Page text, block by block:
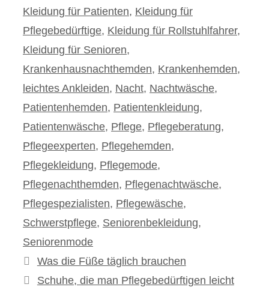
Kleidung für Patienten, Kleidung für
Pflegebedürftige, Kleidung für Rollstuhlfahrer,
Kleidung für Senioren,
Krankenhausnachthemden, Krankenhemden,
leichtes Ankleiden, Nacht, Nachtwäsche,
Patientenhemden, Patientenkleidung,
Patientenwäsche, Pflege, Pflegeberatung,
Pflegeexperten, Pflegehemden,
Pflegekleidung, Pflegemode,
Pflegenachthemden, Pflegenachtwäsche,
Pflegespezialisten, Pflegewäsche,
Schwerstpflege, Seniorenbekleidung,
Seniorenmode
Beitrags-
Navigation
Was die Füße täglich brauchen
Schuhe, die man Pflegebedürftigen leicht